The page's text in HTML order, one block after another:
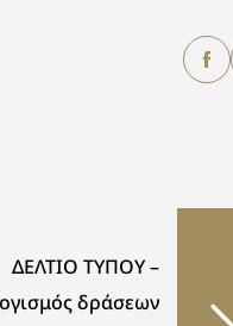
ΔΕΛΤΙΟ ΤΥΠΟΥ –
δράσεων